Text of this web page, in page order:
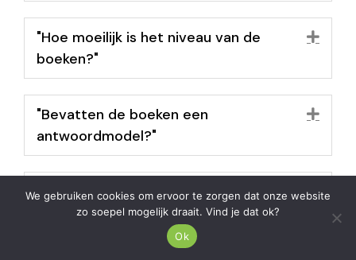
"Hoe moeilijk is het niveau van de
boeken?"
"Bevatten de boeken een
antwoordmodel?"
"Verwarren deze boeken mijn kind
niet? / Sluiten de boeken wel aan op
de methode van mijn basisschool?"
We gebruiken cookies om ervoor te zorgen dat onze website
zo soepel mogelijk draait. Vind je dat ok?
Ok